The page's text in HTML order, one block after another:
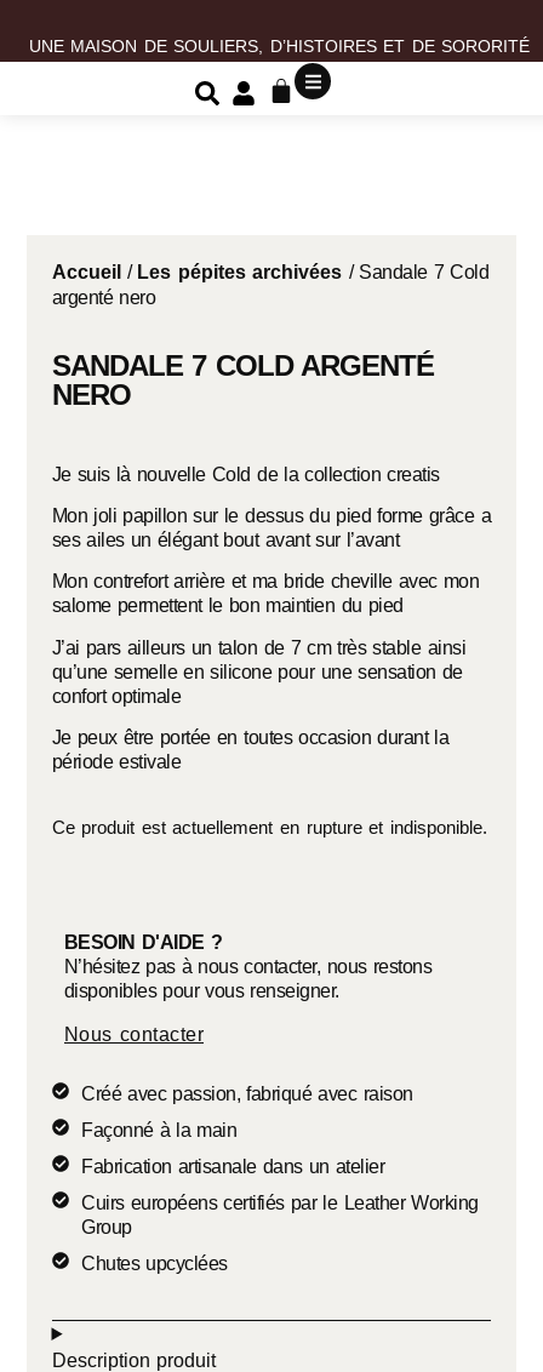
UNE MAISON DE SOULIERS, D’HISTOIRES ET DE SORORITÉ
Accueil / Les pépites archivées / Sandale 7 Cold
argenté nero
SANDALE 7 COLD ARGENTÉ
NERO
Je suis là nouvelle Cold de la collection creatis
Mon joli papillon sur le dessus du pied forme grâce a
ses ailes un élégant bout avant sur l’avant
Mon contrefort arrière et ma bride cheville avec mon
salome permettent le bon maintien du pied
J’ai pars ailleurs un talon de 7 cm très stable ainsi
qu’une semelle en silicone pour une sensation de
confort optimale
Je peux être portée en toutes occasion durant la
période estivale
Ce produit est actuellement en rupture et indisponible.
BESOIN D'AIDE ?
N’hésitez pas à nous contacter, nous restons
disponibles pour vous renseigner.
Nous contacter
Créé avec passion, fabriqué avec raison
Façonné à la main
Fabrication artisanale dans un atelier
Cuirs européens certifiés par le Leather Working
Group
Chutes upcyclées
Description produit